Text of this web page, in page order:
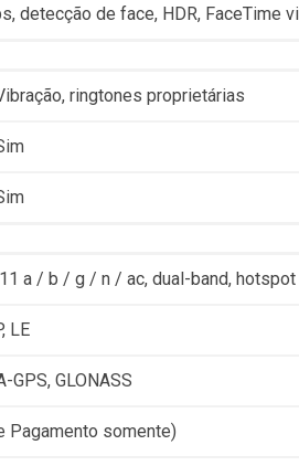
detecção de face, HDR, FaceTime
ringtones proprietárias
a / b / g / n / ac, dual-band, hotspot
LE
GPS, GLONASS
Pagamento somente)